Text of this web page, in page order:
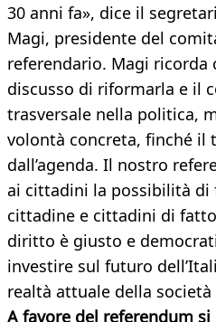
30 anni fa», dice il
Magi, presidente del
referendario. Magi ricorda
discusso di riformarla e il
trasversale nella politica,
volontà concreta, finché il
dall’agenda. Il nostro
ai cittadini la possibilità di
cittadine e cittadini di
diritto è giusto e
investire sul futuro
realtà attuale della società
A favore del referendum